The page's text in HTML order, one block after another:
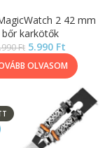
2 42 mm
bőr karkötők
Ft 5.990 Ft
OLVASOM